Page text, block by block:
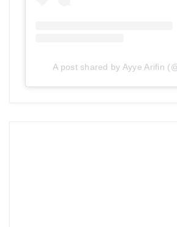
A post shared by Ayye Arifin